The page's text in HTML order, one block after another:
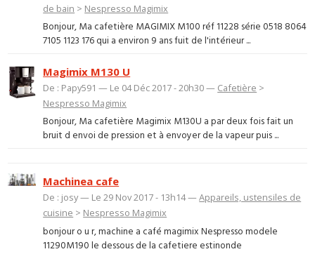
de bain > Nespresso Magimix
Bonjour, Ma cafetière MAGIMIX M100 réf 11228 série 0518 8064
7105 1123 176 qui a environ 9 ans fuit de l'intérieur ...
Magimix M130 U
De : Papy591 — Le 04 Déc 2017 - 20h30 — Cafetière >
Nespresso Magimix
Bonjour, Ma cafetière Magimix M130U a par deux fois fait un
bruit d envoi de pression et à envoyer de la vapeur puis ...
Machinea cafe
De : josy — Le 29 Nov 2017 - 13h14 —Appareils, ustensiles de
cuisine > Nespresso Magimix
bonjour o u r, machine a café magimix Nespresso modele
11290M190 le dessous de la cafetiere estinonde